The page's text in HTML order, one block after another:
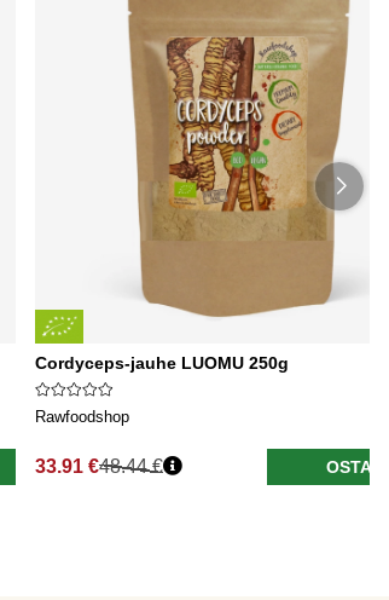
Cordyceps-jauhe LUOMU 250g
Rawfoodshop
33.91 €48.44 € OSTA